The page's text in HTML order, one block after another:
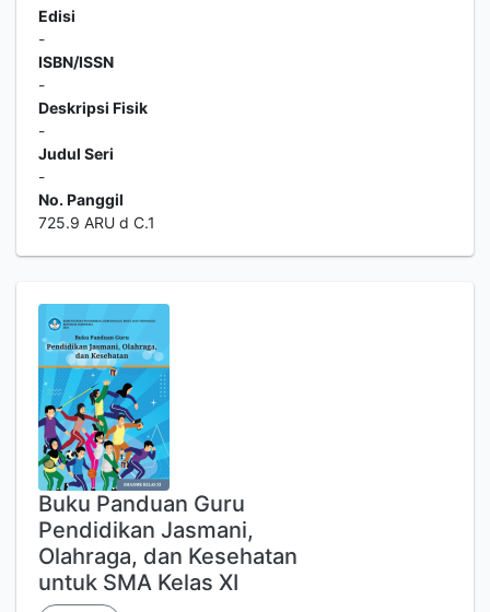
Edisi
-
ISBN/ISSN
-
Deskripsi Fisik
-
Judul Seri
-
No. Panggil
725.9 ARU d C.1
Buku Panduan Guru
Pendidikan Jasmani,
Olahraga, dan Kesehatan
untuk SMA Kelas XI